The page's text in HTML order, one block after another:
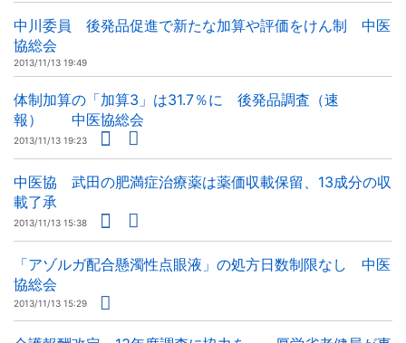
中川委員 後発品促進で新たな加算や評価をけん制 中医
協総会
2013/11/13 19:49
体制加算の「加算3」は31.7％に 後発品調査（速
報） 中医協総会
2013/11/13 19:23
中医協 武田の肥満症治療薬は薬価収載保留、13成分の収
載了承
2013/11/13 15:38
「アゾルガ配合懸濁性点眼液」の処方日数制限なし 中医
協総会
2013/11/13 15:29